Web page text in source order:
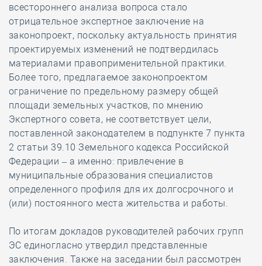
всестороннего анализа вопроса стало
отрицательное экспертное заключение на
законопроект, поскольку актуальность принятия
проектируемых изменений не подтвердилась
материалами правоприменительной практики.
Более того, предлагаемое законопроектом
ограничение по предельному размеру общей
площади земельных участков, по мнению
Экспертного совета, не соответствует цели,
поставленной законодателем в подпункте 7 пункта
2 статьи 39.10 Земельного кодекса Российской
Федерации – а именно: привлечение в
муниципальные образования специалистов
определенного профиля для их долгосрочного и
(или) постоянного места жительства и работы.
По итогам докладов руководителей рабочих групп
ЭС единогласно утвердил представленные
заключения. Также на заседании был рассмотрен